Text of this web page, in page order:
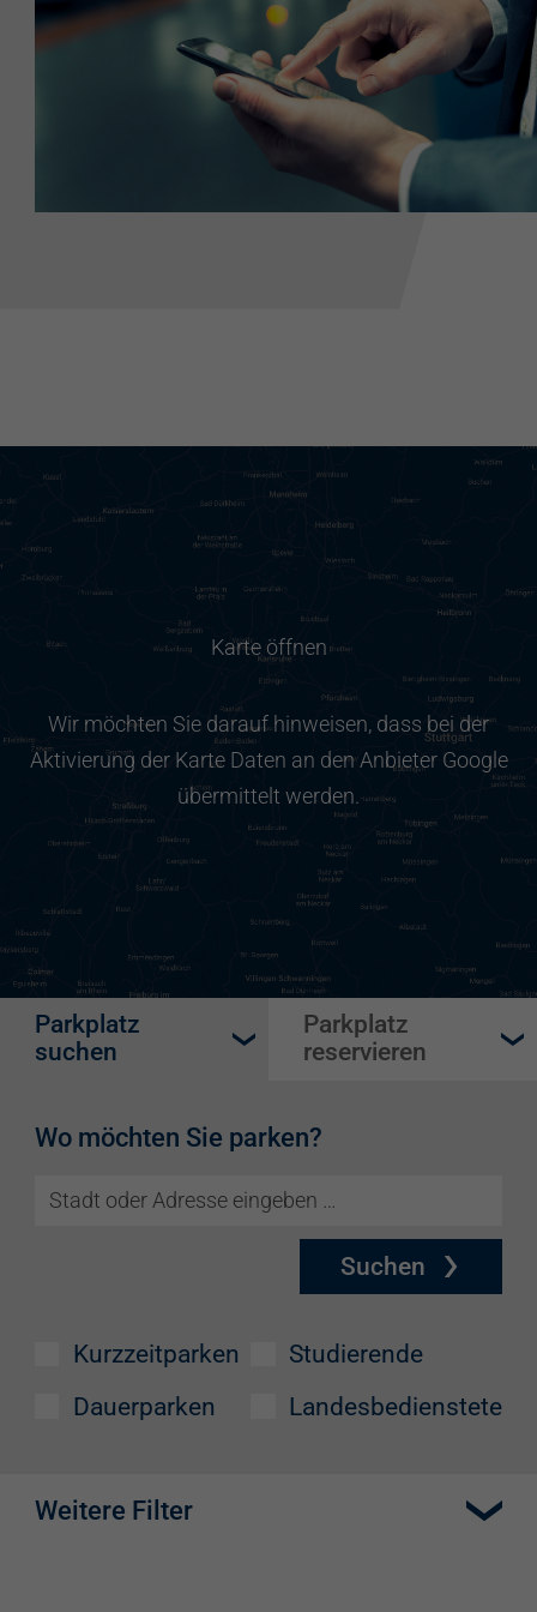
Karte öffnen
Wir möchten Sie darauf hinweisen, dass bei der
Aktivierung der Karte Daten an den Anbieter Google
übermittelt werden.
Parkplatz
suchen
Parkplatz
reservieren
Wo möchten Sie parken?
Suchen
Kurzzeitparken
Dauerparken
Studierende
Landesbedienstete
Weitere Filter